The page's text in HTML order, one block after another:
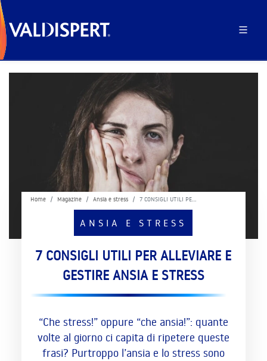
Home Magazine Ansia e stress 7 CONSIGLI UTILI PE…
ANSIA E STRESS
7 CONSIGLI UTILI PER ALLEVIARE E
GESTIRE ANSIA E STRESS
“Che stress!” oppure “che ansia!”: quante
volte al giorno ci capita di ripetere queste
frasi? Purtroppo l’ansia e lo stress sono